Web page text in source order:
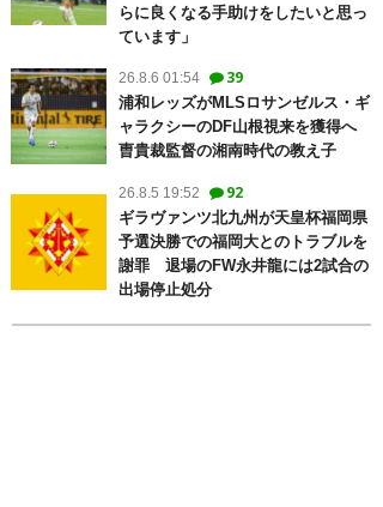
らに良くなる手助けをしたいと思っ
ています」
26.8.6 01:54 39
浦和レッズがMLSロサンゼルス・ギ
ャラクシーのDF山根視来を獲得へ
曺貴裁監督の湘南時代の教え子
26.8.5 19:52 92
ギラヴァンツ北九州が天皇杯福岡県
予選決勝での福岡大とのトラブルを
謝罪 退場のFW永井龍には2試合の
出場停止処分